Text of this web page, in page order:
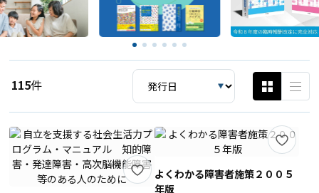
115件
よくわかる障害者施策２００５
年版